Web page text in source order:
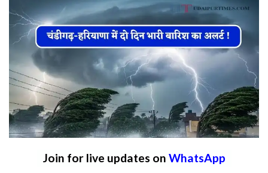
Join for live updates on WhatsApp